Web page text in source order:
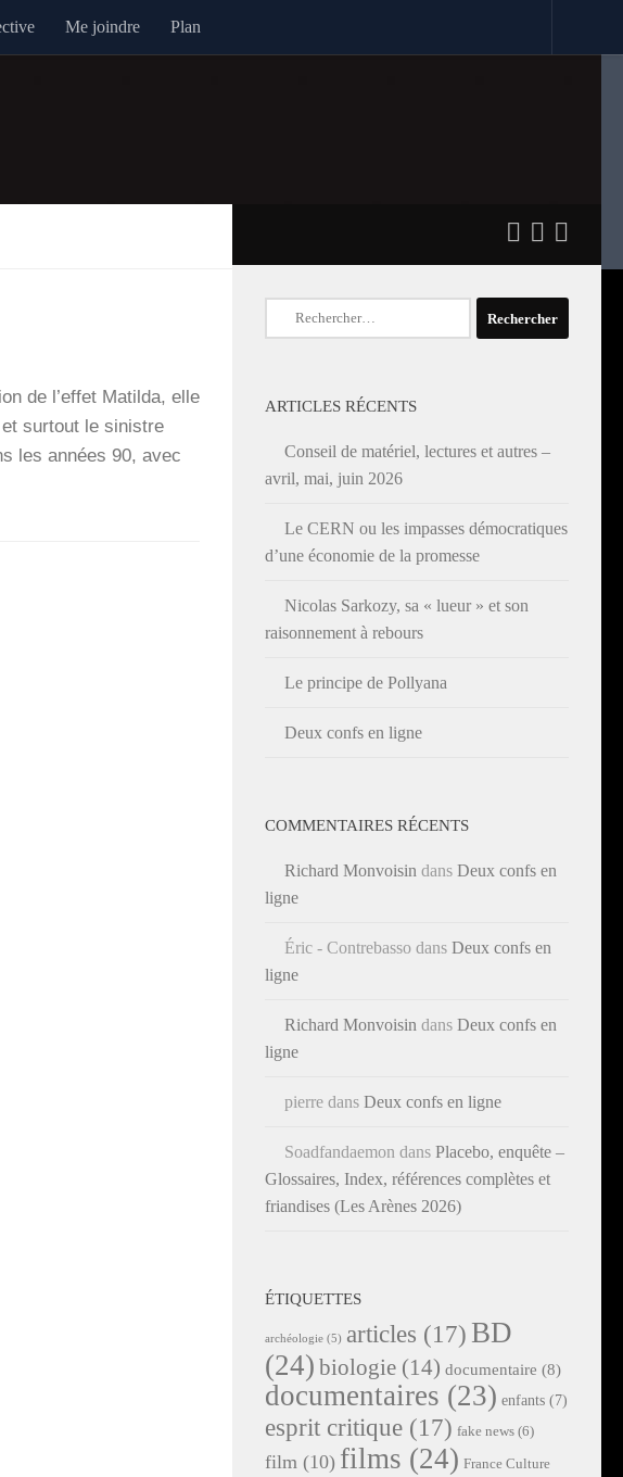
Me joindre Plan
de l’ef­fet Matil­da, elle
sur­tout le sinistre
les années 90, avec
Rechercher :
ARTICLES RÉCENTS
Conseil de matériel, lectures et autres –
avril, mai, juin 2026
Le CERN ou les impasses démocratiques
d’une économie de la promesse
Nicolas Sarkozy, sa « lueur » et son
raisonnement à rebours
Le principe de Pollyana
Deux confs en ligne
COMMENTAIRES RÉCENTS
Richard Monvoisin dans Deux confs en
ligne
Éric - Contrebasso dans Deux confs en
ligne
Richard Monvoisin dans Deux confs en
ligne
pierre dans Deux confs en ligne
Soadfandaemon dans Placebo, enquête –
Glossaires, Index, références complètes et
friandises (Les Arènes 2026)
ÉTIQUETTES
archéologie (5) articles (17) BD
(24) biologie (14) documentaire (8)
documentaires (23) enfants (7)
esprit critique (17) fake news (6)
film (10) films (24) France Culture